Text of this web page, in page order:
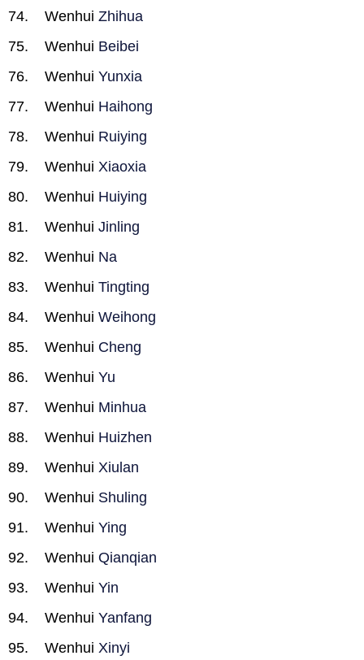
Wenhui Zhihua
Wenhui Beibei
Wenhui Yunxia
Wenhui Haihong
Wenhui Ruiying
Wenhui Xiaoxia
Wenhui Huiying
Wenhui Jinling
Wenhui Na
Wenhui Tingting
Wenhui Weihong
Wenhui Cheng
Wenhui Yu
Wenhui Minhua
Wenhui Huizhen
Wenhui Xiulan
Wenhui Shuling
Wenhui Ying
Wenhui Qianqian
Wenhui Yin
Wenhui Yanfang
Wenhui Xinyi